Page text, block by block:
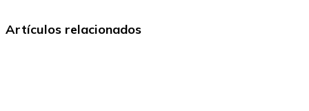
Artículos relacionados